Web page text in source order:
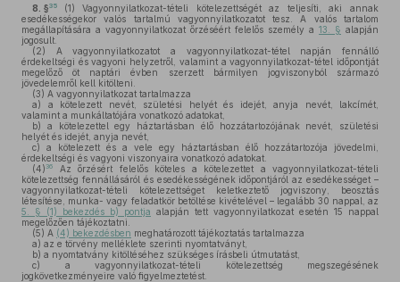
8. §35 (1) Vagyonnyilatkozat-tételi kötelezettségét az teljesíti, aki annak
esedékességekor valós tartalmú vagyonnyilatkozatot tesz. A valós tartalom
megállapítására a vagyonnyilatkozat őrzéséért felelős személy a 13. § alapján
jogosult.
(2) A vagyonnyilatkozatot a vagyonnyilatkozat-tétel napján fennálló
érdekeltségi és vagyoni helyzetről, valamint a vagyonnyilatkozat-tétel időpontját
megelőző öt naptári évben szerzett bármilyen jogviszonyból származó
jövedelemről kell kitölteni.
(3) A vagyonnyilatkozat tartalmazza
a) a kötelezett nevét, születési helyét és idejét, anyja nevét, lakcímét,
valamint a munkáltatójára vonatkozó adatokat,
b) a kötelezettel egy háztartásban élő hozzátartozójának nevét, születési
helyét és idejét, anyja nevét,
c) a kötelezett és a vele egy háztartásban élő hozzátartozója jövedelmi,
érdekeltségi és vagyoni viszonyaira vonatkozó adatokat.
(4) 36
Az őrzésért felelős köteles a kötelezettet a vagyonnyilatkozat-tételi
kötelezettség fennállásáról és esedékességének időpontjáról az esedékességet –
vagyonnyilatkozat-tételi kötelezettséget keletkeztető jogviszony, beosztás
létesítése, munka- vagy feladatkör betöltése kivételével – legalább 30 nappal, az
5. § (1) bekezdés b) pontja alapján tett vagyonnyilatkozat esetén 15 nappal
megelőzően tájékoztatni.
(5) A (4) bekezdésben meghatározott tájékoztatás tartalmazza
a) az e törvény melléklete szerinti nyomtatványt,
b) a nyomtatvány kitöltéséhez szükséges írásbeli útmutatást,
c) a vagyonnyilatkozat-tételi kötelezettség megszegésének
jogkövetkezményeire való figyelmeztetést.